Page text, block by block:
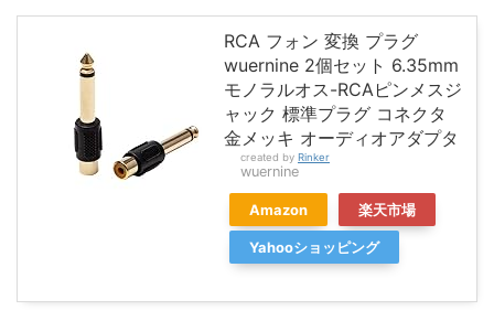
RCA フォン 変換 プラグ
wuernine 2個セット 6.35mm
モノラルオス-RCAピンメスジ
ャック 標準プラグ コネクタ
金メッキ オーディオアダプタ
created by Rinker
wuernine
Amazon 楽天市場
Yahooショッピング